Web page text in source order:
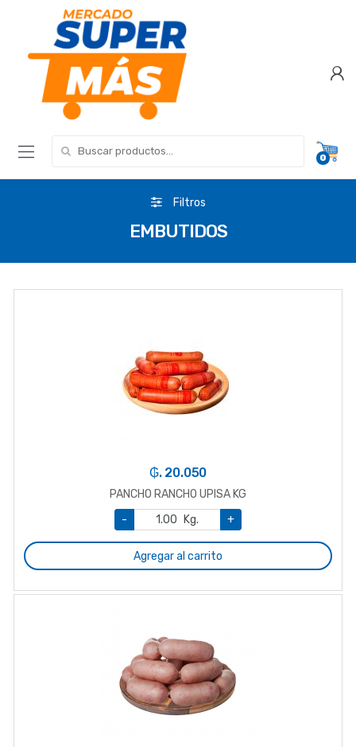
0
Filtros
EMBUTIDOS
₲. 20.050
PANCHO RANCHO UPISA KG
-
Kg. +
Agregar al carrito